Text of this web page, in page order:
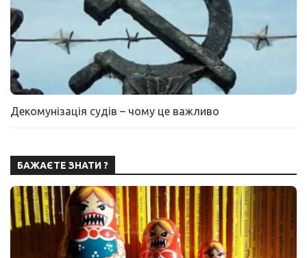
Декомунізація судів – чому це важливо
БАЖАЄТЕ ЗНАТИ ?